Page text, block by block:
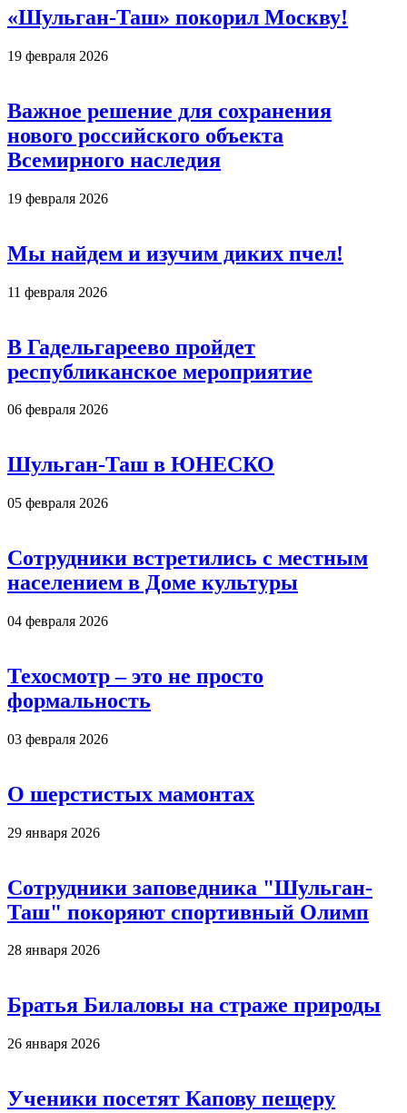
«Шульган-Таш» покорил Москву!
19 февраля 2026
Важное решение для сохранения
нового российского объекта
Всемирного наследия
19 февраля 2026
Мы найдем и изучим диких пчел!
11 февраля 2026
В Гадельгареево пройдет
республиканское мероприятие
06 февраля 2026
Шульган-Таш в ЮНЕСКО
05 февраля 2026
Сотрудники встретились с местным
населением в Доме культуры
04 февраля 2026
Техосмотр – это не просто
формальность
03 февраля 2026
О шерстистых мамонтах
29 января 2026
Сотрудники заповедника "Шульган-
Таш" покоряют спортивный Олимп
28 января 2026
Братья Билаловы на страже природы
26 января 2026
Ученики посетят Капову пещеру